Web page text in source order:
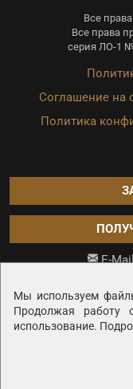
Мы используем
Продолжая работу
использование.
Все
Все права
серия ЛО-1
Соглашение на
Политика
E-